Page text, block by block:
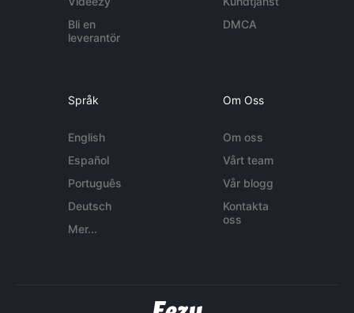
Bli en
leverantör
DMCA
Språk
English
Español
Português
Deutsch
Mer...
Om Oss
Om oss
Vårt team
Vår blogg
Kontakta
oss